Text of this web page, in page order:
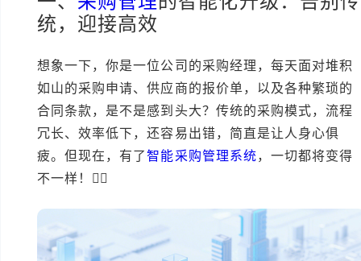
统，迎接高效
想象一下，你是一位公司的采购经理，每天面对堆积
如山的采购申请、供应商的报价单，以及各种繁琐的
合同条款，是不是感到头大？传统的采购模式，流程
冗长、效率低下，还容易出错，简直是让人身心俱
疲。但现在，有了智能采购管理系统，一切都将变得
不一样！👍🏻